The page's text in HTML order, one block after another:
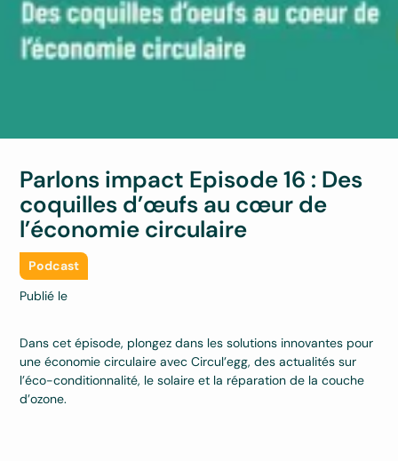
Parlons impact Episode 16 : Des
coquilles d’œufs au cœur de
l’économie circulaire
Podcast
Publié le
Dans cet épisode, plongez dans les solutions innovantes pour
une économie circulaire avec Circul’egg, des actualités sur
l’éco-conditionnalité, le solaire et la réparation de la couche
d’ozone.